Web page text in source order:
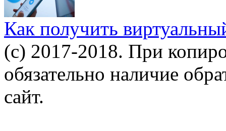
Как получить
(c) 2017-2018. При
обязательно наличие
сайт.